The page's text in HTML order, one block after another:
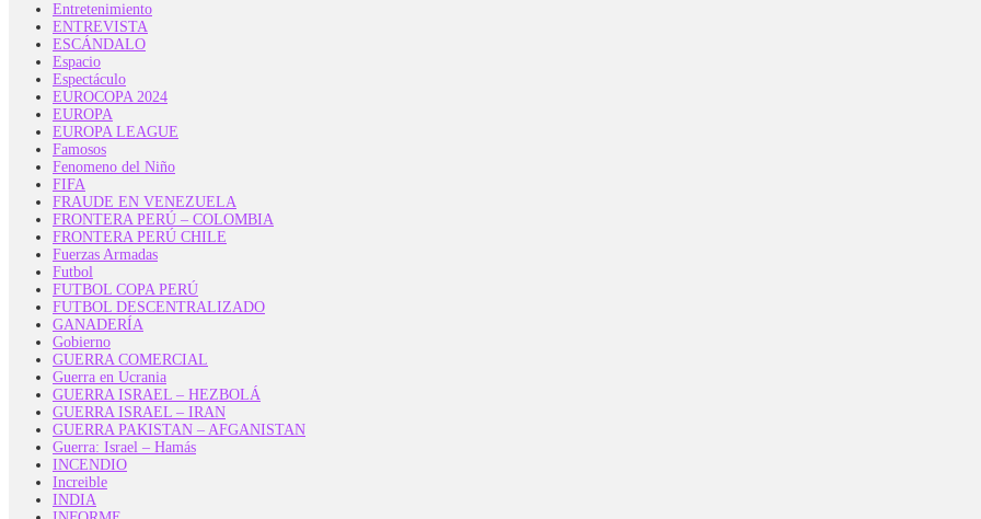
Entretenimiento
ENTREVISTA
ESCÁNDALO
Espacio
Espectáculo
EUROCOPA 2024
EUROPA
EUROPA LEAGUE
Famosos
Fenomeno del Niño
FIFA
FRAUDE EN VENEZUELA
FRONTERA PERÚ – COLOMBIA
FRONTERA PERÚ CHILE
Fuerzas Armadas
Futbol
FUTBOL COPA PERÚ
FUTBOL DESCENTRALIZADO
GANADERÍA
Gobierno
GUERRA COMERCIAL
Guerra en Ucrania
GUERRA ISRAEL – HEZBOLÁ
GUERRA ISRAEL – IRAN
GUERRA PAKISTAN – AFGANISTAN
Guerra: Israel – Hamás
INCENDIO
Increible
INDIA